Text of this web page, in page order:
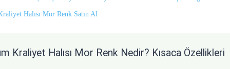
Halısı Mor Renk Satın Al
Kraliyet Halısı Mor Renk Nedir? Kısaca Özellikleri